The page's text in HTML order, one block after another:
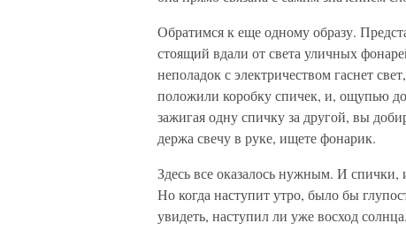
Обратимся к еще одному образу.
стоящий вдали от света уличных
неполадок с электричеством гаснет
положили коробку спичек, и, ощупью
зажигая одну спичку за другой, вы
держа свечу в руке, ищете фонарик.
Здесь все оказалось нужным. И
Но когда наступит утро, было бы
увидеть, наступил ли уже восход солнца.